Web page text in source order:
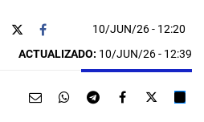
10/JUN/26- 12:20
ACTUALIZADO: 10/JUN/26 - 12:39